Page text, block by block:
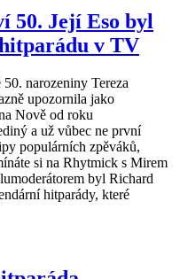
50. Její Eso byl
v TV
narozeniny Tereza
upozornila jako
Nově od roku
a už vůbec ne první
populárních zpěváků,
si na Rhytmick s Mirem
byl Richard
hitparády, které